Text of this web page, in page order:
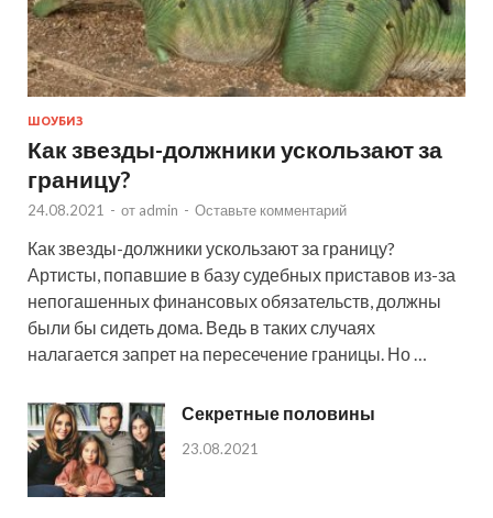
ШОУБИЗ
Как звезды-должники ускользают за
границу?
24.08.2021 - от admin - Оставьте комментарий
Как звезды-должники ускользают за границу?
Артисты, попавшие в базу судебных приставов из-за
непогашенных финансовых обязательств, должны
были бы сидеть дома. Ведь в таких случаях
налагается запрет на пересечение границы. Но …
Секретные половины
23.08.2021